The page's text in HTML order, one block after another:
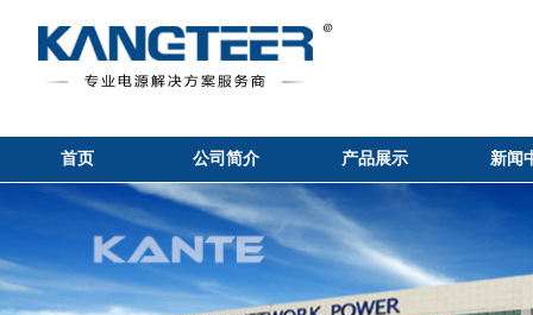
首页 公司简介 产品展示 新闻